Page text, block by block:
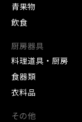
青果物
飲食
厨房器具
料理道具・厨房
食器類
衣料品
その他